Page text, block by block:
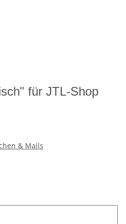
für JTL-Shop
& Mails